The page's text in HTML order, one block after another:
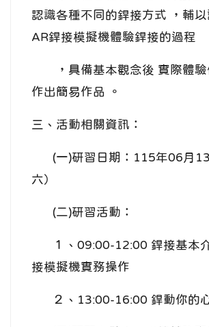
認識各種不同的銲接方式 ，輔以
AR銲接模擬機體驗銲接的過程
，具備基本觀念後 實際體驗
作出簡易作品 。
三、活動相關資訊：
(一)研習日期：115年06月13
六）
(二)研習活動：
１、09:00-12:00 銲接基本
接模擬機實務操作
２、13:00-16:00 銲動你的